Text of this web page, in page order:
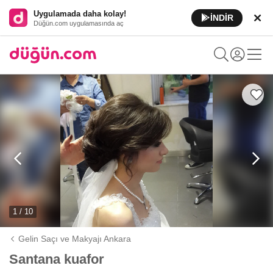
Uygulamada daha kolay!
Düğün.com uygulamasında aç
İNDİR
1 / 10
Gelin Saçı ve Makyajı Ankara
Santana kuafor